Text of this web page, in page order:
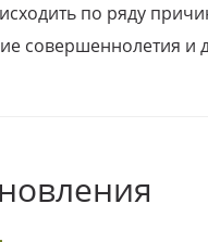
по ряду
совершеннолетия и